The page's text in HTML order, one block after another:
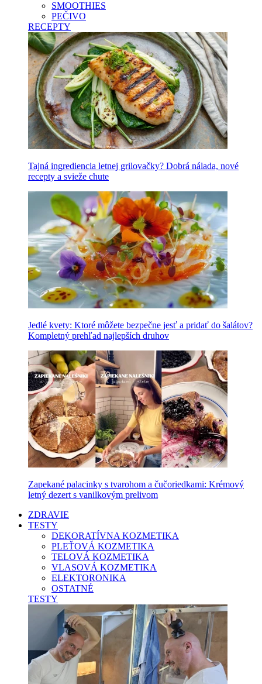
SMOOTHIES
PEČIVO
RECEPTY
Tajná ingrediencia letnej grilovačky? Dobrá nálada, nové
recepty a svieže chute
Jedlé kvety: Ktoré môžete bezpečne jesť a pridať do šalátov?
Kompletný prehľad najlepších druhov
Zapekané palacinky s tvarohom a čučoriedkami: Krémový
letný dezert s vanilkovým prelivom
ZDRAVIE
TESTY
DEKORATÍVNA KOZMETIKA
PLEŤOVÁ KOZMETIKA
TELOVÁ KOZMETIKA
VLASOVÁ KOZMETIKA
ELEKTORONIKA
OSTATNÉ
TESTY